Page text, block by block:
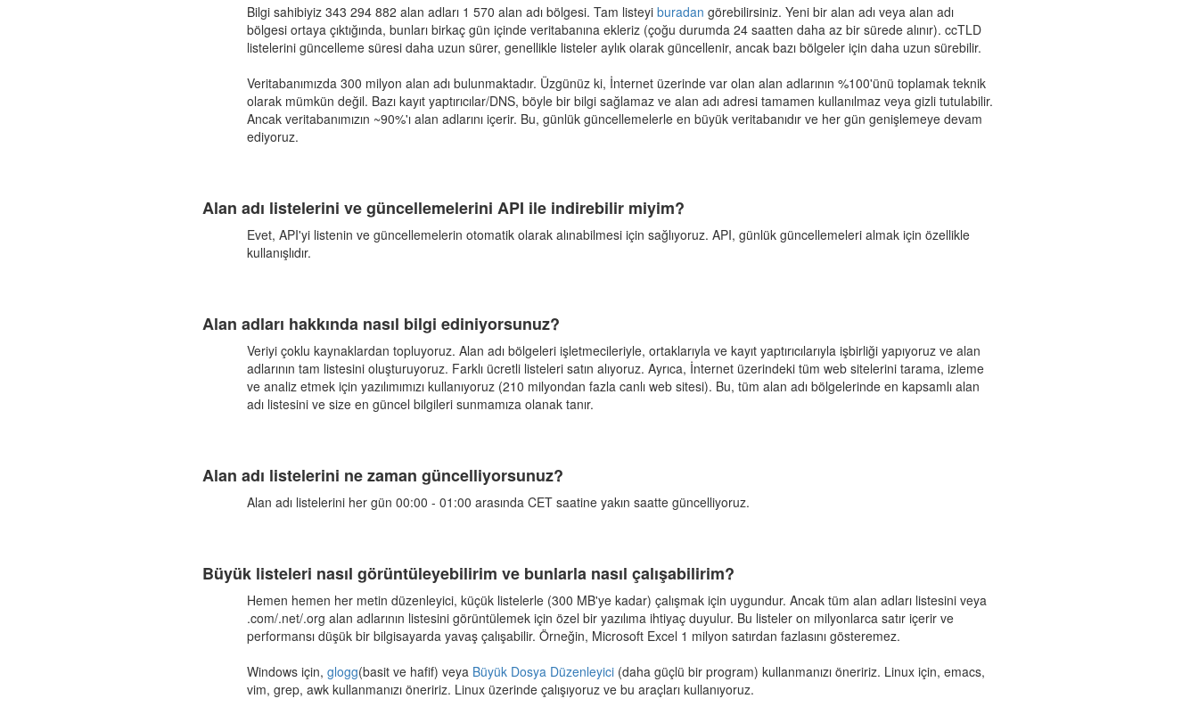
Bilgi sahibiyiz 343 294 882 alan adları 1 570 alan adı bölgesi. Tam listeyiburadan görebilirsiniz. Yeni bir alan adı veya alan adı
bölgesi ortaya çıktığında, bunları birkaç gün içinde veritabanına ekleriz (çoğu durumda 24 saatten daha az bir sürede alınır). ccTLD
listelerini güncelleme süresi daha uzun sürer, genellikle listeler aylık olarak güncellenir, ancak bazı bölgeler için daha uzun sürebilir.
Veritabanımızda 300 milyon alan adı bulunmaktadır. Üzgünüz ki, İnternet üzerinde var olan alan adlarının %100'ünü toplamak teknik
olarak mümkün değil. Bazı kayıt yaptırıcılar/DNS, böyle bir bilgi sağlamaz ve alan adı adresi tamamen kullanılmaz veya gizli tutulabilir.
Ancak veritabanımızın ~90%'ı alan adlarını içerir. Bu, günlük güncellemelerle en büyük veritabanıdır ve her gün genişlemeye devam
ediyoruz.
Alan adı listelerini ve güncellemelerini API ile indirebilir miyim?
Evet, API'yi listenin ve güncellemelerin otomatik olarak alınabilmesi için sağlıyoruz. API, günlük güncellemeleri almak için özellikle
kullanışlıdır.
Alan adları hakkında nasıl bilgi ediniyorsunuz?
Veriyi çoklu kaynaklardan topluyoruz. Alan adı bölgeleri işletmecileriyle, ortaklarıyla ve kayıt yaptırıcılarıyla işbirliği yapıyoruz ve alan
adlarının tam listesini oluşturuyoruz. Farklı ücretli listeleri satın alıyoruz. Ayrıca, İnternet üzerindeki tüm web sitelerini tarama, izleme
ve analiz etmek için yazılımımızı kullanıyoruz (210 milyondan fazla canlı web sitesi). Bu, tüm alan adı bölgelerinde en kapsamlı alan
adı listesini ve size en güncel bilgileri sunmamıza olanak tanır.
Alan adı listelerini ne zaman güncelliyorsunuz?
Alan adı listelerini her gün 00:00 - 01:00 arasında CET saatine yakın saatte güncelliyoruz.
Büyük listeleri nasıl görüntüleyebilirim ve bunlarla nasıl çalışabilirim?
Hemen hemen her metin düzenleyici, küçük listelerle (300 MB'ye kadar) çalışmak için uygundur. Ancak tüm alan adları listesini veya
.com/.net/.org alan adlarının listesini görüntülemek için özel bir yazılıma ihtiyaç duyulur. Bu listeler on milyonlarca satır içerir ve
performansı düşük bir bilgisayarda yavaş çalışabilir. Örneğin, Microsoft Excel 1 milyon satırdan fazlasını gösteremez.
Windows için,glogg(basit ve hafif) veya Büyük Dosya Düzenleyici (daha güçlü bir program) kullanmanızı öneririz. Linux için, emacs,
vim, grep, awk kullanmanızı öneririz. Linux üzerinde çalışıyoruz ve bu araçları kullanıyoruz.